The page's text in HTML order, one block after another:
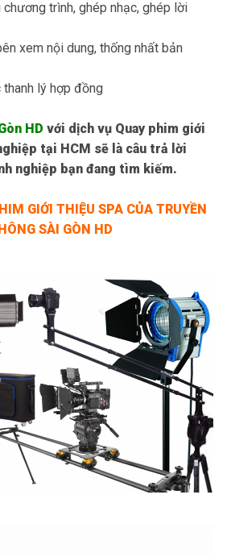
trình, ghép nhạc, ghép lời
xem nội dung, thống nhất bản
lý hợp đồng
HD với dịch vụ Quay phim giới
tại HCM sẽ là câu trả lời
nghiệp bạn đang tìm kiếm.
GIỚI THIỆU SPA CỦA TRUYỀN
SÀI GÒN HD